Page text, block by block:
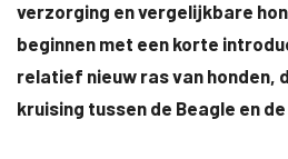
verzorging en vergelijkbare
beginnen met een korte
relatief nieuw ras van honden,
kruising tussen de Beagle en